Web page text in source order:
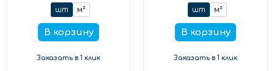
шт м²
В корзину
Заказать в 1 клик
шт м²
В корзину
Заказать в 1 клик